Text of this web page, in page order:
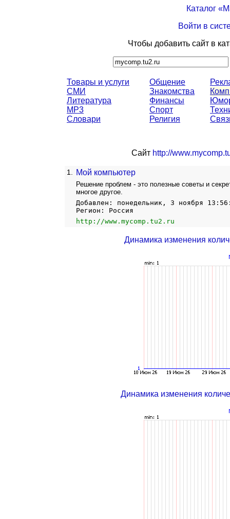
Каталог
Войти в
Чтобы добавить сайт в
Товары и услуги
СМИ
Литература
MP3
Словари
Общение
Знакомства
Финансы
Спорт
Религия
Сайт http://
1. Мой компьютер
Решение проблем - это полезные советы и
многое другое.
Добавлен: понедельник, 3 ноября
Регион: Россия
http://www.mycomp.tu2.ru
Динамика изменения
Динамика изменения